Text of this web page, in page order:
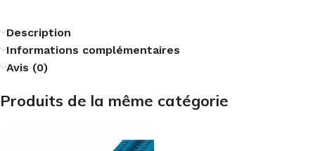
Description
Informations complémentaires
Avis (0)
Produits de la même catégorie